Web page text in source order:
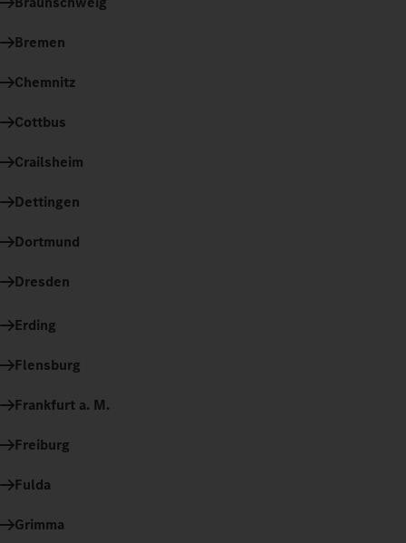
Bremen
Chemnitz
Cottbus
Crailsheim
Dettingen
Dortmund
Dresden
Erding
Flensburg
Frankfurt a. M.
Freiburg
Fulda
Grimma